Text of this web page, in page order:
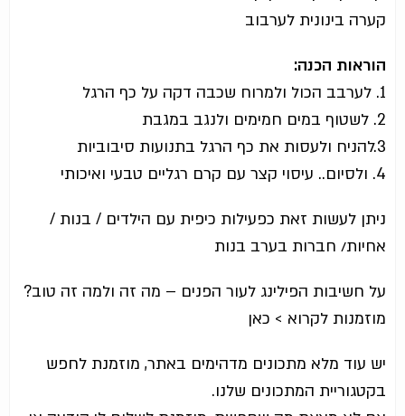
קערה בינונית לערבוב
הוראות הכנה:
1. לערבב הכול ולמרוח שכבה דקה על כף הרגל
2. לשטוף במים חמימים ולנגב במגבת
3.להניח ולעסות את כף הרגל בתנועות סיבוביות
4. ולסיום.. עיסוי קצר עם קרם רגליים טבעי ואיכותי
ניתן לעשות זאת כפעילות כיפית עם הילדים / בנות /
אחיות/ חברות בערב בנות
על חשיבות הפילינג לעור הפנים – מה זה ולמה זה טוב?
מוזמנות לקרוא > כאן
יש עוד מלא מתכונים מדהימים באתר, מוזמנת לחפש
בקטגוריית המתכונים שלנו.